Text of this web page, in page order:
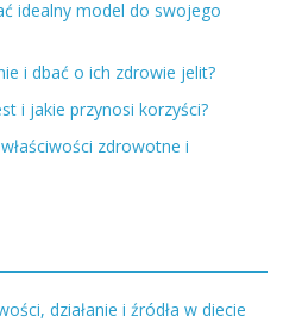
idealny model do swojego
i dbać o ich zdrowie jelit?
i jakie przynosi korzyści?
zdrowotne i
działanie i źródła w diecie